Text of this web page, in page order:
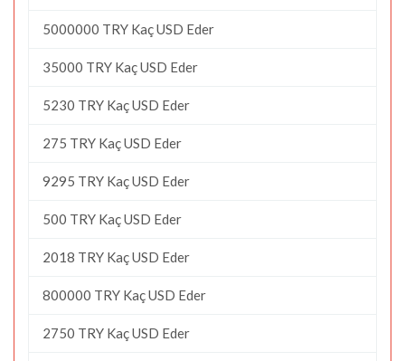
5000000 TRY Kaç USD Eder
35000 TRY Kaç USD Eder
5230 TRY Kaç USD Eder
275 TRY Kaç USD Eder
9295 TRY Kaç USD Eder
500 TRY Kaç USD Eder
2018 TRY Kaç USD Eder
800000 TRY Kaç USD Eder
2750 TRY Kaç USD Eder